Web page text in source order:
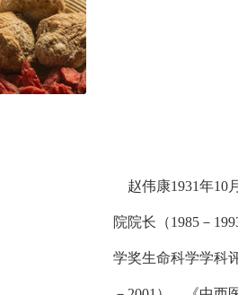
赵伟康1931年10
院院长（1985－
学奖生命科学学科